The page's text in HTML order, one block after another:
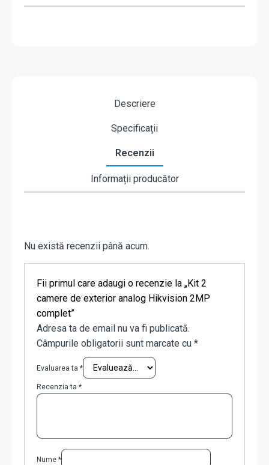
Descriere
Specificații
Recenzii
Informații producător
Nu există recenzii până acum.
Fii primul care adaugi o recenzie la „Kit 2
camere de exterior analog Hikvision 2MP
complet”
Adresa ta de email nu va fi publicată.
Câmpurile obligatorii sunt marcate cu *
Evaluarea ta *
Recenzia ta *
Nume *